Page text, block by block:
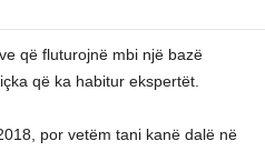
që fluturojnë mbi një bazë
që ka habitur ekspertët.
por vetëm tani kanë dalë në